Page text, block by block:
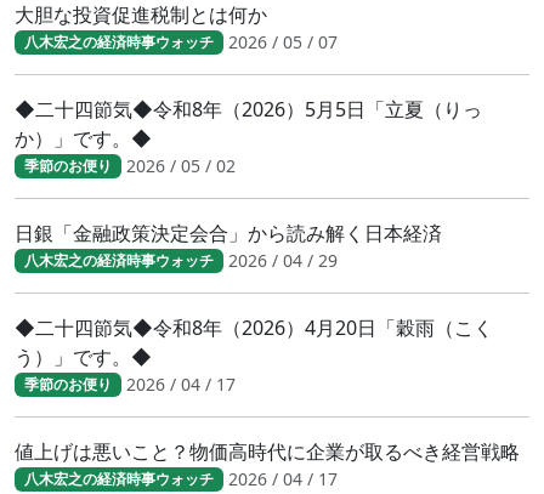
大胆な投資促進税制とは何か
八木宏之の経済時事ウォッチ 2026 / 05 / 07
◆二十四節気◆令和8年（2026）5月5日「立夏（りっ
か）」です。◆
季節のお便り 2026 / 05 / 02
日銀「金融政策決定会合」から読み解く日本経済
八木宏之の経済時事ウォッチ 2026 / 04 / 29
◆二十四節気◆令和8年（2026）4月20日「穀雨（こく
う）」です。◆
季節のお便り 2026 / 04 / 17
値上げは悪いこと？物価高時代に企業が取るべき経営戦略
八木宏之の経済時事ウォッチ 2026 / 04 / 17